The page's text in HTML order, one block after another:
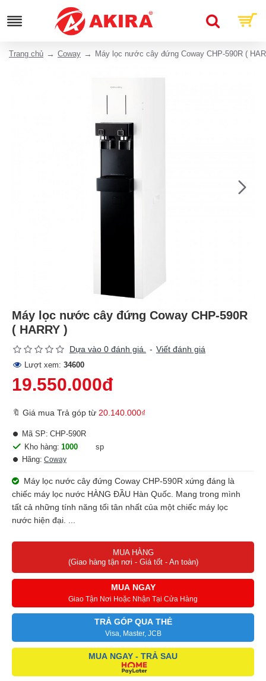
Trang chủ Coway Máy lọc nước cây đứng Coway CHP-590R (
Máy lọc nước cây đứng Coway CHP-590R
( HARRY )
Dựa vào 0 đánh giá. - Viết đánh giá
Lượt xem: 34600
19.550.000đ
🔖 Giá mua Trả góp từ 20.140.000₫
Kho hàng: 1000
sp
Hãng: Coway
Mã SP: CHP-590R
Máy lọc nước cây đứng Coway CHP-590R xứng đáng là
chiếc máy lọc nước HÀNG ĐẦU Hàn Quốc. Mang trong mình
tất cả những tính năng tối tân nhất của một chiếc máy lọc
nước hiện đại. ...
MUA HÀNG
(Giao hàng tận nơi - Giá tốt - An toàn)
MUA NGAY
Giao Tận Nơi Hoặc Nhận Tại Cửa Hàng
TRẢ GÓP QUA THẺ
Visa, Master, JCB
MUA NGAY - TRẢ SAU